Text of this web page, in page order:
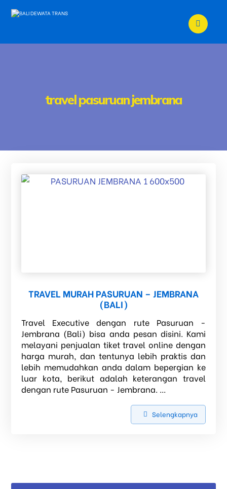
travel pasuruan jembrana
TRAVEL MURAH PASURUAN – JEMBRANA
(BALI)
Travel Executive dengan rute Pasuruan -
Jembrana (Bali) bisa anda pesan disini. Kami
melayani penjualan tiket travel online dengan
harga murah, dan tentunya lebih praktis dan
lebih memudahkan anda dalam bepergian ke
luar kota, berikut adalah keterangan travel
dengan rute Pasuruan - Jembrana. ...
Selengkapnya